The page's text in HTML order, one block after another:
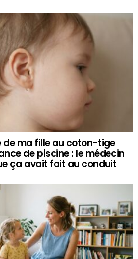
de ma fille au coton-tige
de piscine : le médecin
ça avait fait au conduit